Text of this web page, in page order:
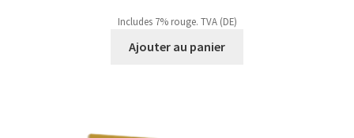
Includes 7% rouge. TVA (DE)
Ajouter au panier